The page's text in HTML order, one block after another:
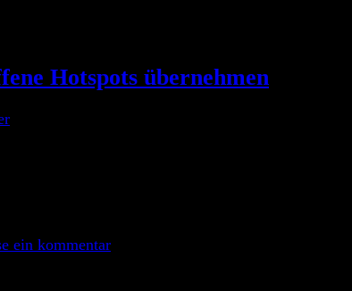
Hotspots übernehmen
ein kommentar